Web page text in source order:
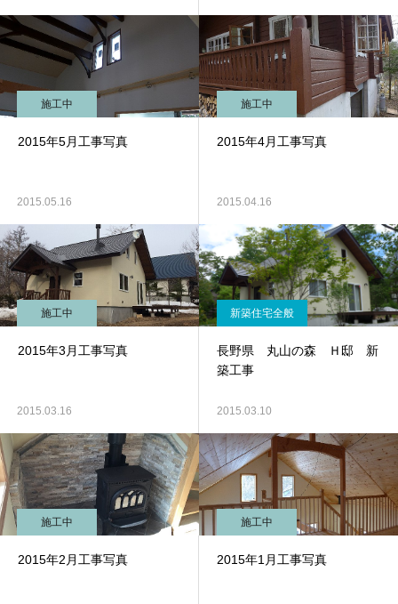
施工中
2015年5月工事写真
2015.05.16
施工中
2015年4月工事写真
2015.04.16
施工中
2015年3月工事写真
2015.03.16
新築住宅全般
長野県 丸山の森 Ｈ邸 新
築工事
2015.03.10
施工中
2015年2月工事写真
施工中
2015年1月工事写真